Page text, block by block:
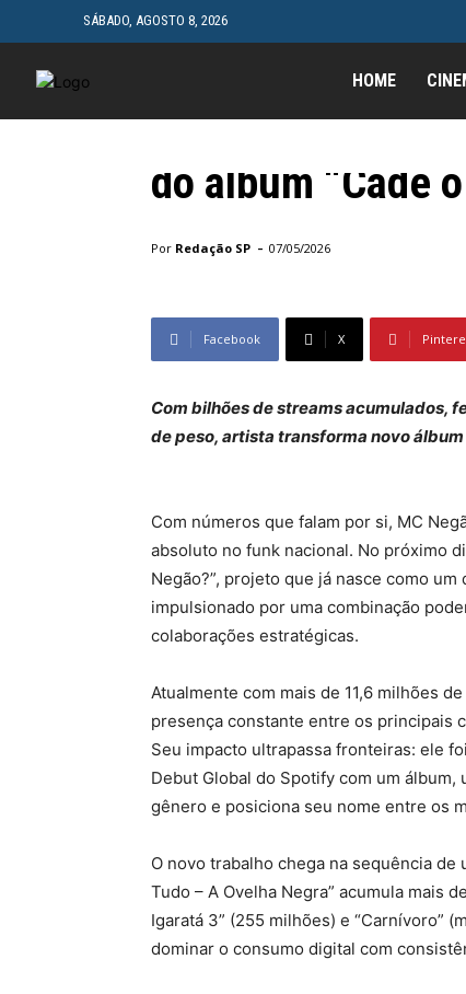
SÁBADO, AGOSTO 8, 2026
HOME
MC Negão
do álbum “Cadê
Por Redação SP - 07/05/2026
Facebook X
Com bilhões de streams acumulados,
de peso, artista transforma novo
Com números que falam por si, MC
absoluto no funk nacional. No próximo
Negão?”, projeto que já nasce como
impulsionado por uma combinação
colaborações estratégicas.
Atualmente com mais de 11,6 milhões
presença constante entre os principais
Seu impacto ultrapassa fronteiras: ele
Debut Global do Spotify com um
gênero e posiciona seu nome entre os
O novo trabalho chega na sequência de
Tudo – A Ovelha Negra” acumula mais
Igaratá 3” (255 milhões) e “Carnívoro”
dominar o consumo digital com